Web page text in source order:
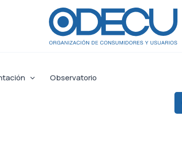
Observatorio